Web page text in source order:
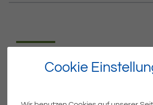
Dateiname MIBLA-09-
Cookie